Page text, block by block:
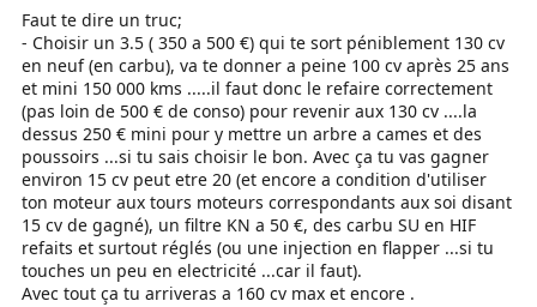
Faut te dire un truc;
- Choisir un 3.5 ( 350 a 500 €) qui te sort péniblement 130 cv
en neuf (en carbu), va te donner a peine 100 cv après 25 ans
et mini 150 000 kms .....il faut donc le refaire correctement
(pas loin de 500 € de conso) pour revenir aux 130 cv ....la
dessus 250 € mini pour y mettre un arbre a cames et des
poussoirs ...si tu sais choisir le bon. Avec ça tu vas gagner
environ 15 cv peut etre 20 (et encore a condition d'utiliser
ton moteur aux tours moteurs correspondants aux soi disant
15 cv de gagné), un filtre KN a 50 €, des carbu SU en HIF
refaits et surtout réglés (ou une injection en flapper ...si tu
touches un peu en electricité ...car il faut).
Avec tout ça tu arriveras a 160 cv max et encore .